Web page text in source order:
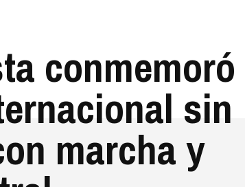
conmemoró
sin
marcha y